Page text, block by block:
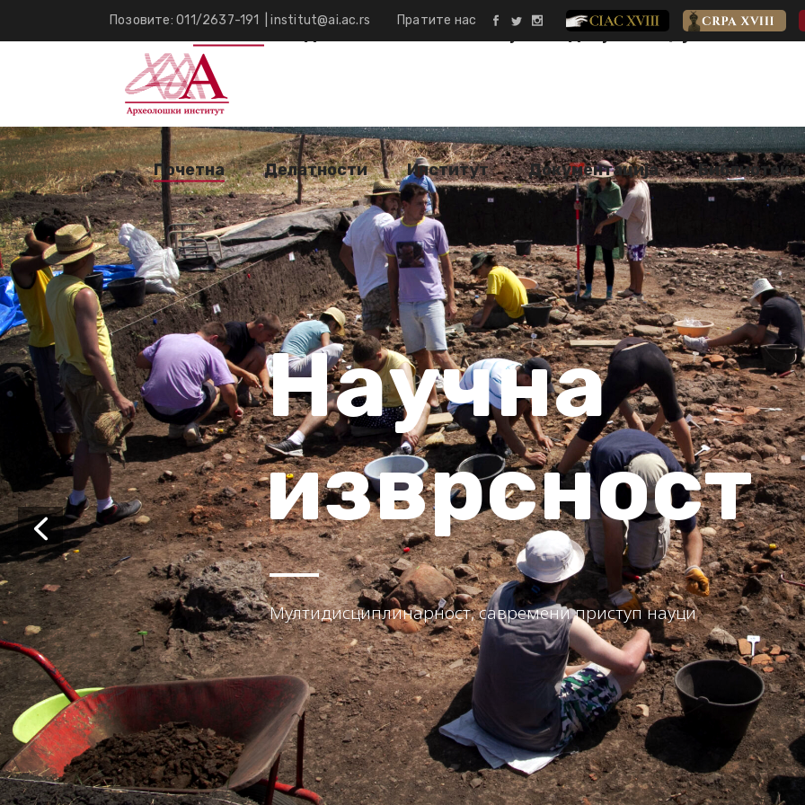
Позовите: 011/2637-191 |institut@ai.ac.rs Пратите нас CIAC XVIII CRPA XVIII
Почетна Делатности Институт Документација Библиотека
Делатности Документација
и